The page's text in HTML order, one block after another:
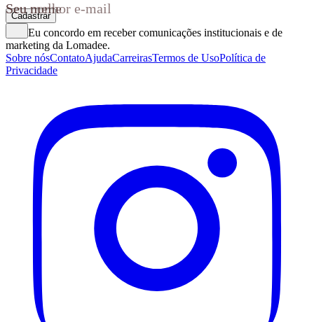
Seu nome
Seu melhor e-mail
Cadastrar
Eu concordo em receber comunicações institucionais e de
marketing da Lomadee.
Sobre nósContatoAjudaCarreirasTermos de UsoPolítica de
Privacidade